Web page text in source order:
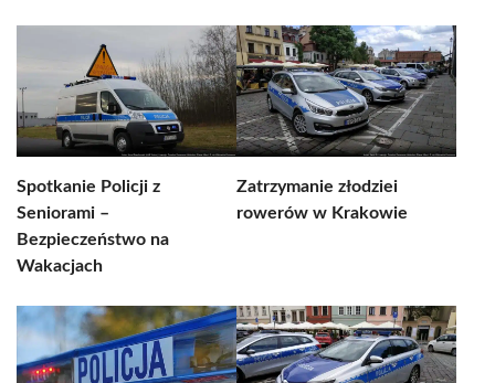
Spotkanie Policji z
Seniorami –
Bezpieczeństwo na
Wakacjach
Zatrzymanie złodziei
rowerów w Krakowie